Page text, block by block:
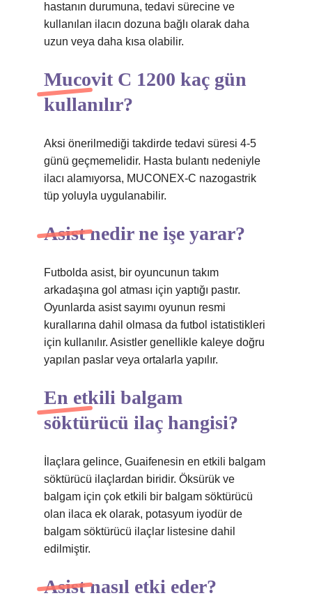
hastanın durumuna, tedavi sürecine ve
kullanılan ilacın dozuna bağlı olarak daha
uzun veya daha kısa olabilir.
Mucovit C 1200 kaç gün
kullanılır?
Aksi önerilmediği takdirde tedavi süresi 4-5
günü geçmemelidir. Hasta bulantı nedeniyle
ilacı alamıyorsa, MUCONEX-C nazogastrik
tüp yoluyla uygulanabilir.
Asist nedir ne işe yarar?
Futbolda asist, bir oyuncunun takım
arkadaşına gol atması için yaptığı pastır.
Oyunlarda asist sayımı oyunun resmi
kurallarına dahil olmasa da futbol istatistikleri
için kullanılır. Asistler genellikle kaleye doğru
yapılan paslar veya ortalarla yapılır.
En etkili balgam
söktürücü ilaç hangisi?
İlaçlara gelince, Guaifenesin en etkili balgam
söktürücü ilaçlardan biridir. Öksürük ve
balgam için çok etkili bir balgam söktürücü
olan ilaca ek olarak, potasyum iyodür de
balgam söktürücü ilaçlar listesine dahil
edilmiştir.
Asist nasıl etki eder?